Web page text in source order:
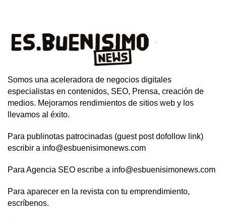
Somos una aceleradora de negocios digitales
especialistas en contenidos, SEO, Prensa, creación de
medios. Mejoramos rendimientos de sitios web y los
llevamos al éxito.
Para publinotas patrocinadas (guest post dofollow link)
escribir a info@esbuenisimonews.com
Para Agencia SEO escribe a info@esbuenisimonews.com
Para aparecer en la revista con tu emprendimiento,
escríbenos.